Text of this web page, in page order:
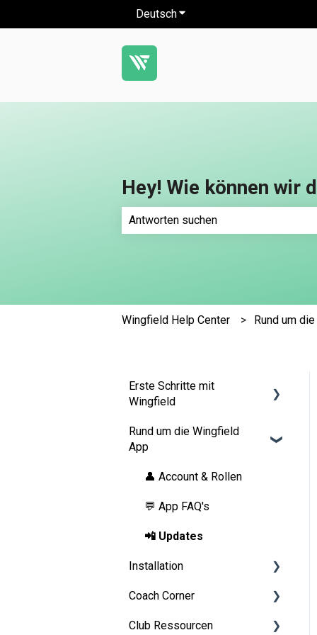
DeutschUntermenü für
Hey! Wie können wir
Wingfield Help Center Rund um
Erste Schritte mit
Wingfield
Vor deiner ersten Session
Rund um die Wingfield
App
👤 Account & Rollen
💬 App FAQ's
📲 Updates
Installation
Vorbereitungen
Aufbauanleitung Wingfield
Coach Corner
Tools für Coaches
Club Ressourcen